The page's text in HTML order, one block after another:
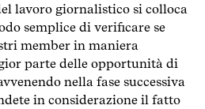
lavoro giornalistico si colloca
semplice di verificare se
member in maniera
parte delle opportunità di
nella fase successiva
in considerazione il fatto